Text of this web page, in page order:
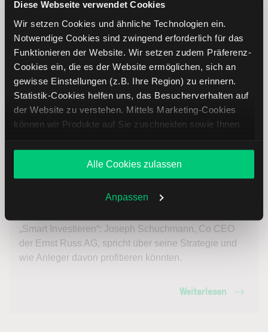
Diese Webseite verwendet Cookies
Wir setzen Cookies und ähnliche Technologien ein.
Notwendige Cookies sind zwingend erforderlich für das
Funktionieren der Website. Wir setzen zudem Präferenz-
Cookies ein, die es der Website ermöglichen, sich an
gewisse Einstellungen (z.B. Ihre Region) zu erinnern.
Statistik-Cookies helfen uns, das Besucherverhalten auf
der Website zu verstehen. Mittels Marketing-Cookies
können wir Produkte auf Sie zuschneiden sowie Ihnen
Angebote unterbreiten. Sie entscheiden, welche Cookies
Sie zulassen oder ablehnen. Ihre Entscheidung können
Sie jederzeit in denCookie-Einstellungenändern.
Weitere Infos auch in unsererDatenschutzerklärung
Alle Cookies zulassen
Anpassen
„Smart Investieren“: Joseph Schuchmann, Co CEO
der Ernst Russ AG, spricht über seine Strategie und
wie Anleger davon profitieren könnten.
Weiterlesen